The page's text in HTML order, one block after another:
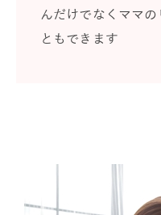
んだけでなくママ
ともできます